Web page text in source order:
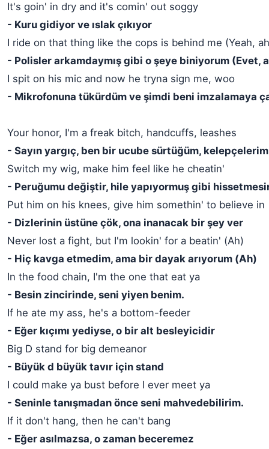
It's goin' in dry and it's comin' out soggy
- Kuru gidiyor ve ıslak çıkıyor
I ride on that thing like the cops is behind me (Yeah,
- Polisler arkamdaymış gibi o şeye biniyorum (Evet,
I spit on his mic and now he tryna sign me, woo
- Mikrofonuna tükürdüm ve şimdi beni imzalamaya
Your honor, I'm a freak bitch, handcuffs, leashes
- Sayın yargıç, ben bir ucube sürtüğüm,
Switch my wig, make him feel like he cheatin'
- Peruğumu değiştir, hile yapıyormuş gibi
Put him on his knees, give him somethin' to believe in
- Dizlerinin üstüne çök, ona inanacak bir şey ver
Never lost a fight, but I'm lookin' for a beatin' (Ah)
- Hiç kavga etmedim, ama bir dayak arıyorum (Ah)
In the food chain, I'm the one that eat ya
- Besin zincirinde, seni yiyen benim.
If he ate my ass, he's a bottom-feeder
- Eğer kıçımı yediyse, o bir alt besleyicidir
Big D stand for big demeanor
- Büyük d büyük tavır için stand
I could make ya bust before I ever meet ya
- Seninle tanışmadan önce seni mahvedebilirim.
If it don't hang, then he can't bang
- Eğer asılmazsa, o zaman beceremez